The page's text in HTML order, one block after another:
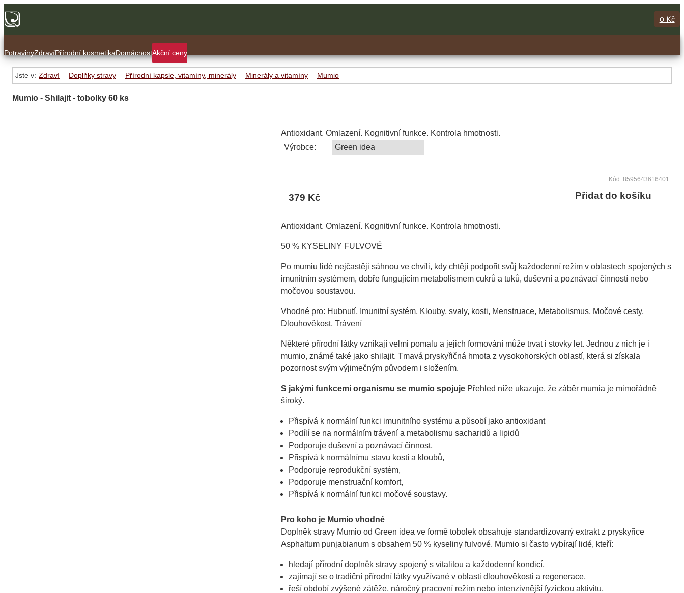
0 Kč
PotravinyZdravíPřírodní kosmetikaDomácnostAkční ceny
Jste v: Zdraví Doplňky stravy Přírodní kapsle, vitamíny, minerály Minerály a vitamíny Mumio
Mumio - Shilajit - tobolky 60 ks
Antioxidant. Omlazení. Kognitivní funkce. Kontrola hmotnosti.
Výrobce:
Green idea
Kód: 8595643616401
379 Kč Přidat do košíku
Antioxidant. Omlazení. Kognitivní funkce. Kontrola hmotnosti.
50 % KYSELINY FULVOVÉ
Po mumiu lidé nejčastěji sáhnou ve chvíli, kdy chtějí podpořit svůj každodenní režim v oblastech spojených s
imunitním systémem, dobře fungujícím metabolismem cukrů a tuků, duševní a poznávací činností nebo
močovou soustavou.
Vhodné pro: Hubnutí, Imunitní systém, Klouby, svaly, kosti, Menstruace, Metabolismus, Močové cesty,
Dlouhověkost, Trávení
Některé přírodní látky vznikají velmi pomalu a jejich formování může trvat i stovky let. Jednou z nich je i
mumio, známé také jako shilajit. Tmavá pryskyřičná hmota z vysokohorských oblastí, která si získala
pozornost svým výjimečným původem i složením.
S jakými funkcemi organismu se mumio spojuje Přehled níže ukazuje, že záběr mumia je mimořádně
široký.
Přispívá k normální funkci imunitního systému a působí jako antioxidant
Podílí se na normálním trávení a metabolismu sacharidů a lipidů
Podporuje duševní a poznávací činnost,
Přispívá k normálnímu stavu kostí a kloubů,
Podporuje reprodukční systém,
Podporuje menstruační komfort,
Přispívá k normální funkci močové soustavy.
Pro koho je Mumio vhodné
Doplněk stravy Mumio od Green idea ve formě tobolek obsahuje standardizovaný extrakt z pryskyřice
Asphaltum punjabianum s obsahem 50 % kyseliny fulvové. Mumio si často vybírají lidé, kteří:
hledají přírodní doplněk stravy spojený s vitalitou a každodenní kondicí,
zajímají se o tradiční přírodní látky využívané v oblasti dlouhověkosti a regenerace,
řeší období zvýšené zátěže, náročný pracovní režim nebo intenzivnější fyzickou aktivitu,